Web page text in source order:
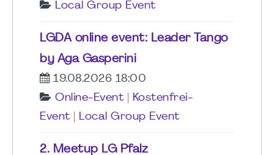
Local Group Event
LGDA online event: Leader Tango
by Aga Gasperini
19.08.2026 18:00
Online-Event
Kostenfrei-
Event
Local Group Event
2. Meetup LG Pfalz